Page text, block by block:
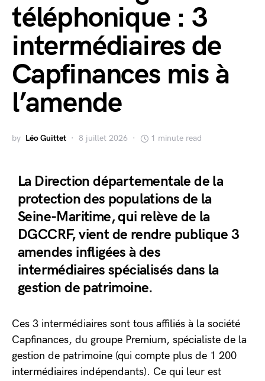
téléphonique : 3
intermédiaires de
Capfinances mis à
l’amende
by Léo Guittet 8 juillet 2026 1 minute read
La Direction départementale de la
protection des populations de la
Seine-Maritime, qui relève de la
DGCCRF, vient de rendre publique 3
amendes infligées à des
intermédiaires spécialisés dans la
gestion de patrimoine.
Ces 3 intermédiaires sont tous affiliés à la société
Capfinances, du groupe Premium, spécialiste de la
gestion de patrimoine (qui compte plus de 1 200
intermédiaires indépendants). Ce qui leur est